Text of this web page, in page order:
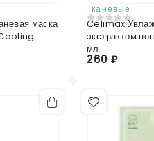
маска
Тканевые
0из 5
Celimax
экстрактом
мл
260 ₽